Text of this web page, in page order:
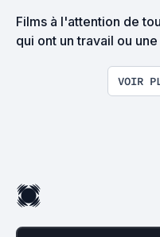
Films à l'attention de
qui ont un travail ou
de se mater un film
hongrois de 3h30 le
VOIR